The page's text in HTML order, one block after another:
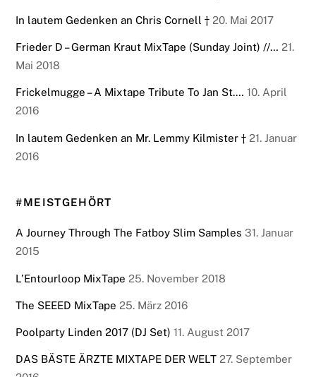
In lautem Gedenken an Chris Cornell † 20. Mai 2017
Frieder D – German Kraut MixTape (Sunday Joint) //… 21.
Mai 2018
Frickelmugge – A Mixtape Tribute To Jan St.… 10. April
2016
In lautem Gedenken an Mr. Lemmy Kilmister † 21. Januar
2016
#MEISTGEHÖRT
A Journey Through The Fatboy Slim Samples 31. Januar
2015
L’Entourloop MixTape 25. November 2018
The SEEED MixTape 25. März 2016
Poolparty Linden 2017 (DJ Set) 11. August 2017
DAS BÄSTE ÄRZTE MIXTAPE DER WELT 27. September